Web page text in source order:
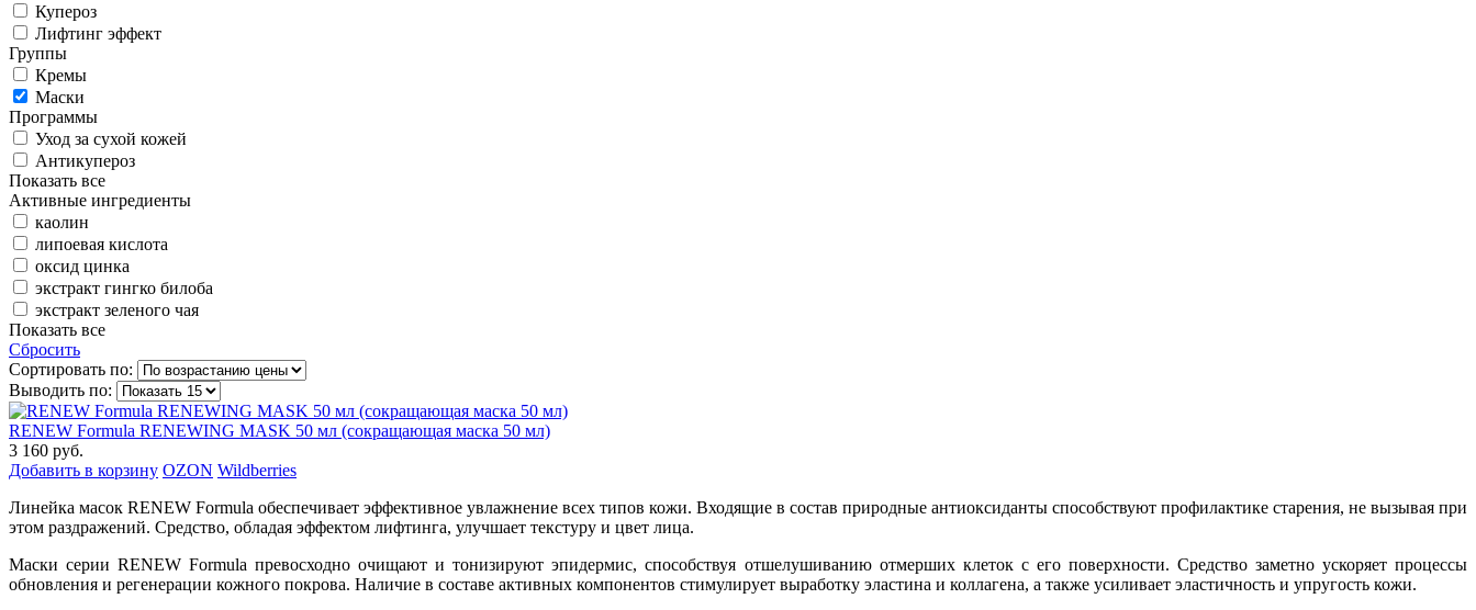
Купероз
Лифтинг эффект
Группы
Кремы
Маски
Программы
Уход за сухой кожей
Антикупероз
Показать все
Активные ингредиенты
каолин
липоевая кислота
оксид цинка
экстракт гингко билоба
экстракт зеленого чая
Показать все
Сбросить
Сортировать по:
Выводить по:
RENEW Formula RENEWING MASK 50 мл (сокращающая маска 50 мл)
3 160 руб.
Добавить в корзину OZON Wildberries
Линейка масок RENEW Formula обеспечивает эффективное увлажнение всех типов кожи. Входящие в состав природные антиоксиданты способствуют профилактике старения, не вызывая при
этом раздражений. Средство, обладая эффектом лифтинга, улучшает текстуру и цвет лица.
Маски серии RENEW Formula превосходно очищают и тонизируют эпидермис, способствуя отшелушиванию отмерших клеток с его поверхности. Средство заметно ускоряет процессы
обновления и регенерации кожного покрова. Наличие в составе активных компонентов стимулирует выработку эластина и коллагена, а также усиливает эластичность и упругость кожи.